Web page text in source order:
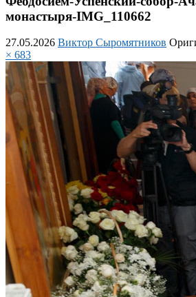
монастыря-IMG_110662
27.05.2026 Виктор Сыромятников
× 683